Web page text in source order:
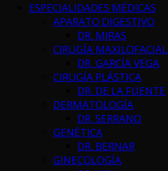
ESPECIALIDADES MÉDICAS
APARATO DIGESTIVO
DR. MIRAS
CIRUGÍA MAXILOFACIAL
DR. GARCÍA VEGA
CIRUGÍA PLÁSTICA
DR. DE LA FUENTE
DERMATOLOGÍA
DR. SERRANO
GENÉTICA
DR. BERNAR
GINECOLOGÍA